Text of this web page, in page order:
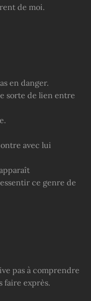
de moi.
en danger.
sorte de lien entre
avec lui
ce genre de
pas à comprendre
faire exprès.